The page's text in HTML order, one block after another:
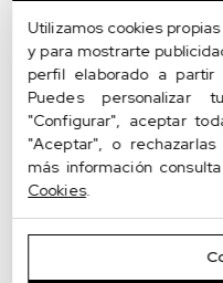
𝟬9 Экстерьер:
Независимо от типа
крыльцо, патио или
позаботиться и об этом.
и, по возможности,
Utilizamos cookies
y para mostrarte
perfil elaborado a partir
Puedes personalizar
"Configurar", aceptar
"Aceptar", o rechazarlas
más información
Cookies.